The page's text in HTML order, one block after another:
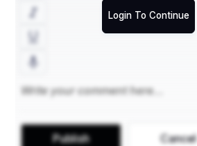
ଜଙ୍ଗଲ ଭିତରେ ସବୁଜିମା କ୍ଷେତ
କ୍ଷେତ ଭିତରେ ଆମ ରାଜ୍ୟର ଭବିଷ୍ୟତ ।।
ଜୀବିତ ସଂସ୍କୃତିର ସେମାନେ କାରଣ।।
Login To Continue
Publish Cancel